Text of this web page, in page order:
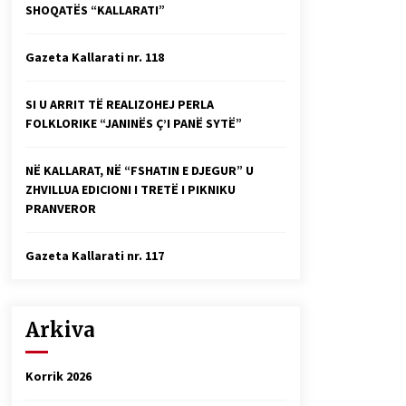
Faksimilet e një 83 vjetori lufte:
04/10/2025
Gazeta Kallarati nr. 114
06/02/2025
SHOQATËS “KALLARATI”
Gazeta Kallarati nr. 118
SI U ARRIT TË REALIZOHEJ PERLA
FOLKLORIKE “JANINËS Ç’I PANË SYTË”
NË KALLARAT, NË “FSHATIN E DJEGUR” U
ZHVILLUA EDICIONI I TRETË I PIKNIKU
PRANVEROR
Gazeta Kallarati nr. 117
Arkiva
Korrik 2026